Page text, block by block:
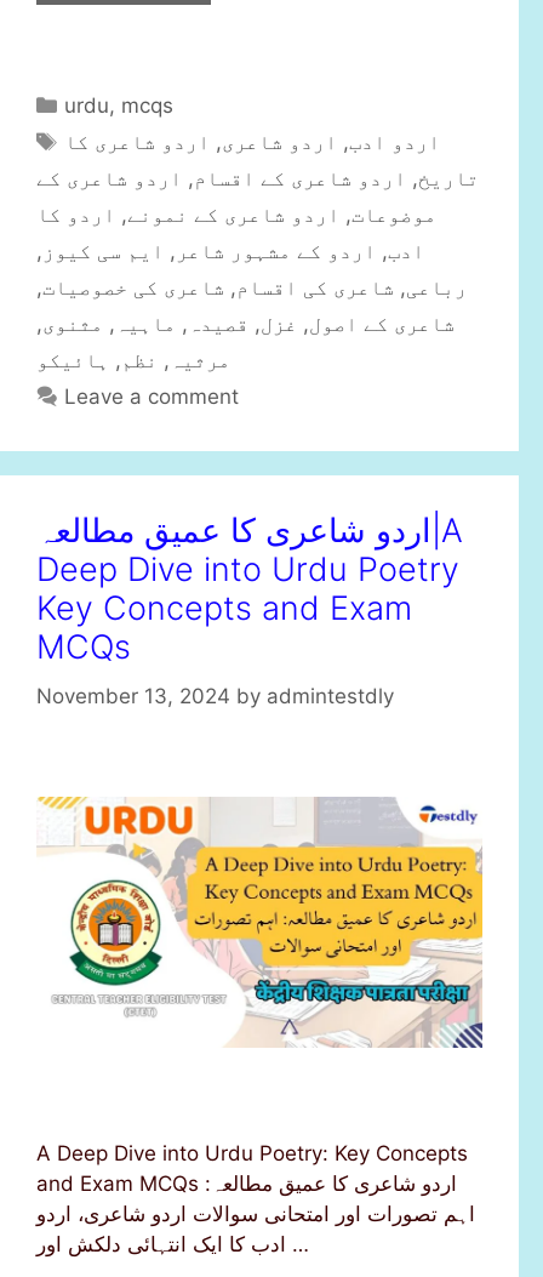
C
a
e
g
o
s
urdu, mcqs
T
s
اردو ادب, اردو شاعری, اردو شاعری کا
تاریخ, اردو شاعری کے اقسام, اردو شاعری کے
موضوعات, اردو شاعری کے نمونے, اردو کا
ادب, اردو کے مشہور شاعر , ایم سی کیوز ,
رباعی, شاعری کی اقسام, شاعری کی خصوصیات,
شاعری کے اصول, غزل, قصیدہ , ماہیہ , مثنوی,
مرثیہ , نظم , ہائیکو
Leave a comment
اردو شاعری کا عمیق مطالعہ|A
Deep Dive into Urdu Poetry
Key Concepts and Exam
MCQs
November 13, 2024 by admintestdly
A Deep Dive into Urdu Poetry: Key Concepts
and Exam MCQs اردو شاعری کا عمیق مطالعہ:
اہم تصورات اور امتحانی سوالات اردو شاعری، اردو
ادب کا ایک انتہائی دلکش اور …